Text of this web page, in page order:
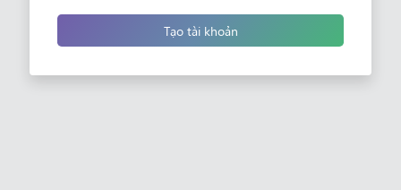
Tạo tài khoản